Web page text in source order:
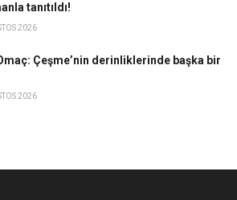
tanıtıldı!
2026
Çeşme’nin derinliklerinde başka bir
2026